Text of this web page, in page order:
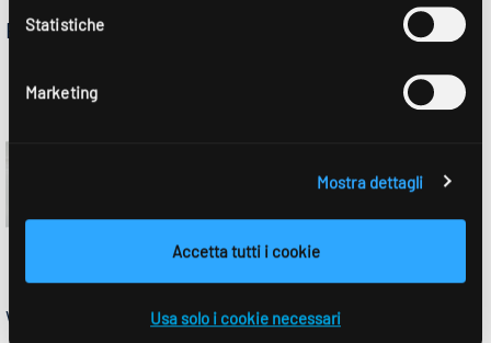
Statistiche
Marketing
Mostra dettagli
Accetta tutti i cookie
Usa solo i cookie necessari
EDLR
WL